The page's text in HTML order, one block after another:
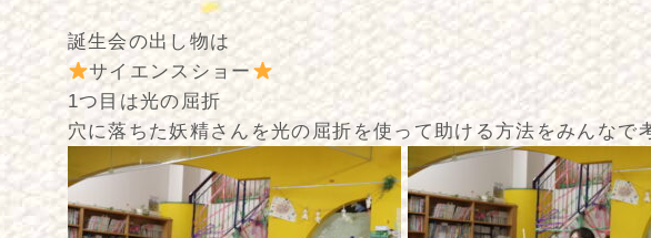
誕生会の出し物は
サイエンスショー
1つ目は光の屈折
穴に落ちた妖精さんを光の屈折を使って助ける方法をみんなで